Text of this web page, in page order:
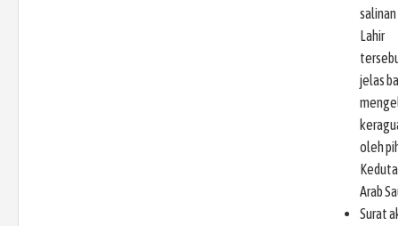
Lahir
jelas
oleh
Arab
Surat